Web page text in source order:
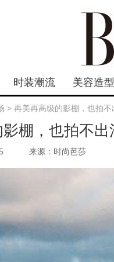
时装潮流 美容造型
> 再美再高级的影棚，也拍
棚，也拍不
来源：时尚芭莎